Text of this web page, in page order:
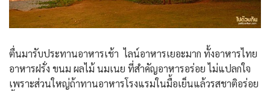
ตื่นมารับประทานอาหารเช้า ไลน์อาหารเยอะมาก ทั้งอาหารไทย
อาหารฝรั่ง ขนม ผลไม้ นมเนย ที่สำคัญอาหารอร่อย ไม่แปลกใจ
เพราะส่วนใหญ่ถ้าทานอาหารโรงแรมในมื้อเย็นแล้วรสชาติอร่อย